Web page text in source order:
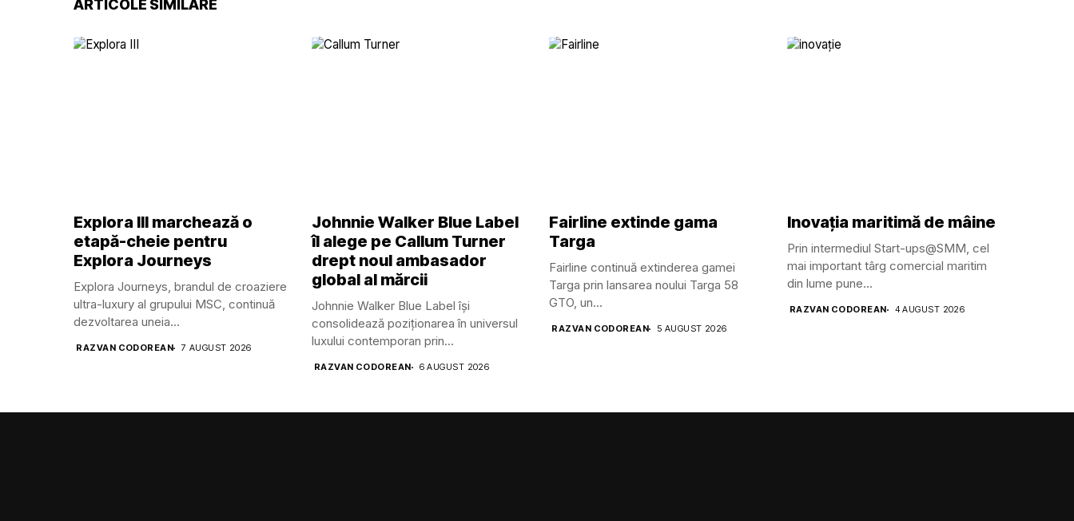
ARTICOLE SIMILARE
Explora III marchează o
etapă-cheie pentru
Explora Journeys
Explora Journeys, brandul de croaziere
ultra-luxury al grupului MSC, continuă
dezvoltarea uneia...
RAZVAN CODOREAN 7 AUGUST 2026
Johnnie Walker Blue Label
îl alege pe Callum Turner
drept noul ambasador
global al mărcii
Johnnie Walker Blue Label își
consolidează poziționarea în universul
luxului contemporan prin...
RAZVAN CODOREAN 6 AUGUST 2026
Fairline extinde gama
Targa
Fairline continuă extinderea gamei
Targa prin lansarea noului Targa 58
GTO, un...
RAZVAN CODOREAN 5 AUGUST 2026
Inovația maritimă de mâine
Prin intermediul Start-ups@SMM, cel
mai important târg comercial maritim
din lume pune...
RAZVAN CODOREAN 4 AUGUST 2026